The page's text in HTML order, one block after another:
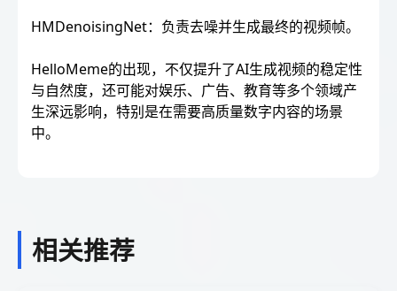
HMDenoisingNet：负责去噪并生成最终的视频帧。
HelloMeme的出现，不仅提升了AI生成视频的稳定性
与自然度，还可能对娱乐、广告、教育等多个领域产
生深远影响，特别是在需要高质量数字内容的场景
中。
相关推荐